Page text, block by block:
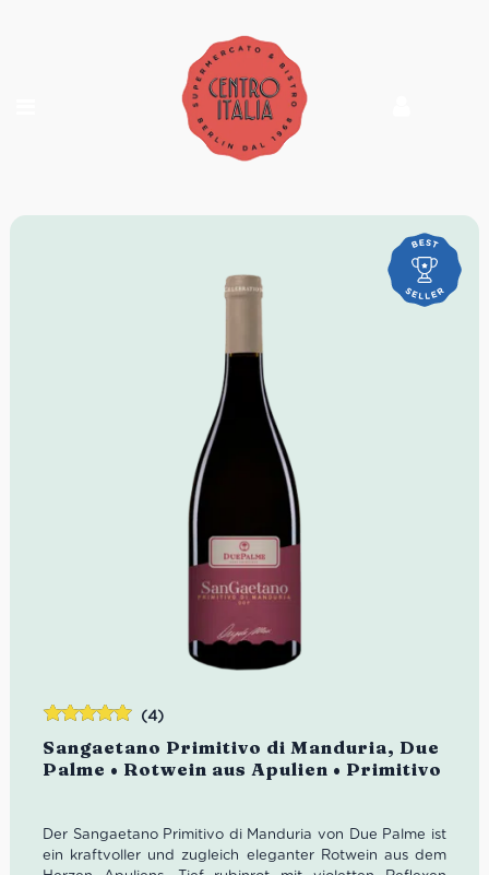
Sangaetano Primitivo di Manduria, Due
Palme • Rotwein aus Apulien • Primitivo
(4)
Der Sangaetano Primitivo di Manduria von Due Palme ist
ein kraftvoller und zugleich eleganter Rotwein aus dem
mit5.00von
5